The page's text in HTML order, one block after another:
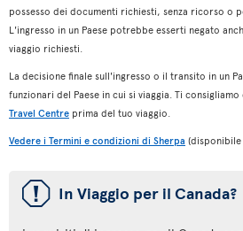
possesso dei documenti richiesti, senza ricorso o
L'ingresso in un Paese potrebbe esserti negato
viaggio richiesti.
La decisione finale sull'ingresso o il transito in un
funzionari del Paese in cui si viaggia. Ti
Travel Centre prima del tuo viaggio.
Vedere i Termini e condizioni di Sherpa (disponibile
ü In Viaggio per il Canada?